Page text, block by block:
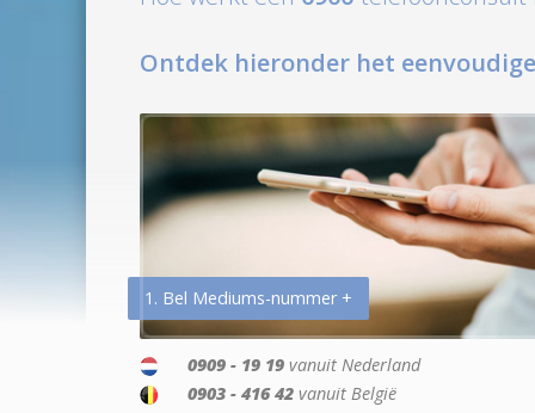
Ontdek hieronder het
1. Bel Mediums-nummer +
0909 - 19 19 vanuit Nederland
0903 - 416 42 vanuit België